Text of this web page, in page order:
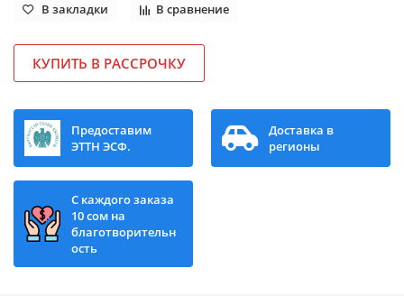
В закладки В сравнение
КУПИТЬ В РАССРОЧКУ
Предоставим
ЭТТН ЭСФ.
Доставка в
регионы
С каждого заказа
10 сом на
благотворительн
ость